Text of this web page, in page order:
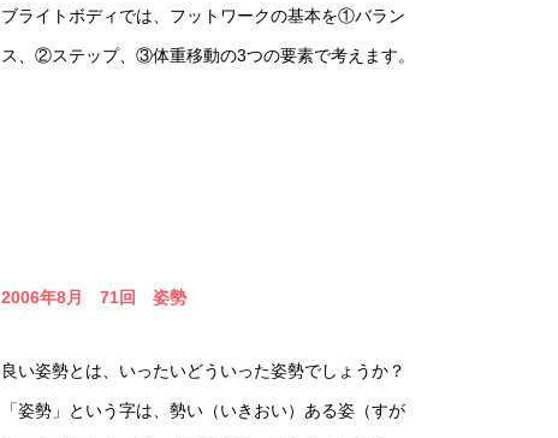
ブライトボディでは、フットワークの基本を①バラン
ス、②ステップ、③体重移動の3つの要素で考えます。
2006年8月 71回 姿勢
良い姿勢とは、いったいどういった姿勢でしょうか？
「姿勢」という字は、勢い（いきおい）ある姿（すが